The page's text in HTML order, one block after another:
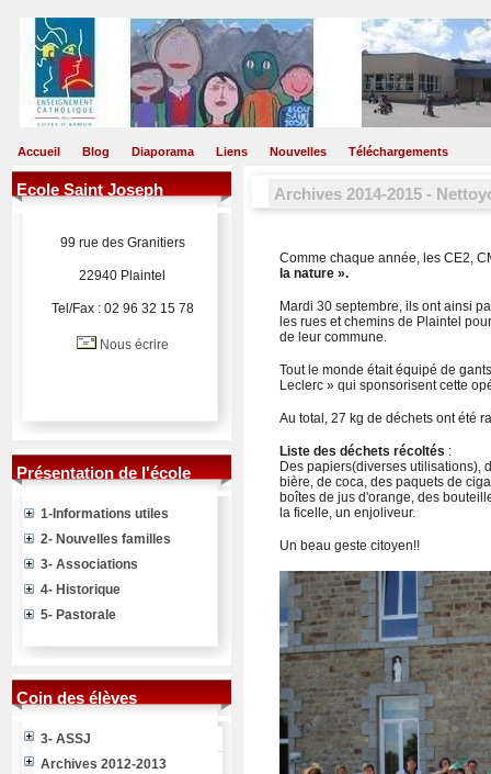
Accueil Blog Diaporama Liens Nouvelles Téléchargements
Ecole Saint Joseph
99 rue des Granitiers
22940 Plaintel
Tel/Fax : 02 96 32 15 78
Nous écrire
Présentation de l'école
1-Informations utiles
2- Nouvelles familles
3- Associations
4- Historique
5- Pastorale
Coin des élèves
3- ASSJ
Archives 2012-2013
Archives 2014-2015 -
Comme chaque année, les CE2,
la nature ».
Mardi 30 septembre, ils ont ainsi
les rues et chemins de Plaintel
de leur commune.
Tout le monde était équipé de
Leclerc » qui sponsorisent cette
Au total, 27 kg de déchets ont été
Liste des déchets récoltés :
Des papiers(diverses utilisations),
bière, de coca, des paquets de
boîtes de jus d'orange, des
la ficelle, un enjoliveur.
Un beau geste citoyen!!